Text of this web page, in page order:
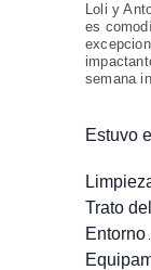
Loli y
es
semana
Estuvo
Trato
Entorno